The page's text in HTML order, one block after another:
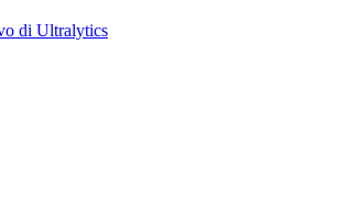
di Ultralytics